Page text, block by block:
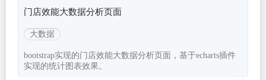
门店效能大数据分析页面
大数据
bootstrap实现的门店效能大数据分析页面，基于echarts插件
实现的统计图表效果。